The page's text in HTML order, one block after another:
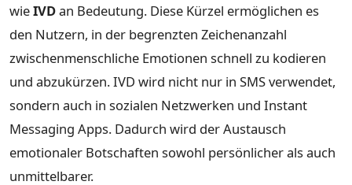
wieIVDan Bedeutung. Diese Kürzel ermöglichen es
den Nutzern, in der begrenzten Zeichenanzahl
zwischenmenschliche Emotionen schnell zu kodieren
und abzukürzen. IVD wird nicht nur in SMS verwendet,
sondern auch in sozialen Netzwerken und Instant
Messaging Apps. Dadurch wird der Austausch
emotionaler Botschaften sowohl persönlicher als auch
unmittelbarer.